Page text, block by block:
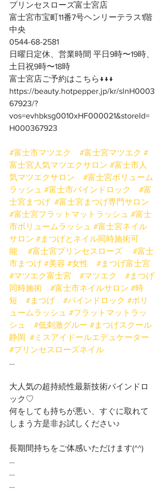
プリンセスローズ富士宮店
富士宮市宝町11番7号ヘンリーテラス1階
中央
0544-68-2581
日曜日定休、営業時間 平日9時〜19時、
土日祝9時〜18時
富士宮店ご予約はこちら↓↓↓
https://beauty.hotpepper.jp/kr/slnH0003
67923/?
vos=evhbksg0010xHF000021&storeId=
H000367923
#富士市マツエク #富士宮マツエク #
富士宮人気マツエクサロン #富士市人
気マツエクサロン
#富士宮ボリューム
ラッシュ #富士市バインドロック
#富
士宮まつげ #富士宮まつげ専門サロン
#富士宮フラットマットラッシュ #富士
市ボリュームラッシュ #富士宮ネイル
サロン #まつげとネイル同時施術可
能
#富士宮プリンセスローズ
#富士
市まつげ #美容 #女性
#まつげ富士宮
#マツエク富士宮
#マツエク
#まつげ
同時施術
#富士市ネイルサロン #時
短
#まつげ #バインドロック #ボリ
ュームラッシュ #フラットマットラッ
シュ
#低刺激グルー #まつげスクール
静岡 #ミスアイドールエデュケーター
#プリンセスローズネイル
…
大人気の超持続性最新技術バインドロ
ック♡
何をしても持ちが悪い、すぐに取れて
しまう方是非お試しください♪
長期間持ちをご体感いただけます(^^)
…
…
…